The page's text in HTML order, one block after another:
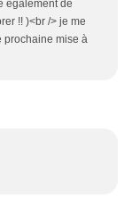
également de
!! )<br /> je me
prochaine mise à